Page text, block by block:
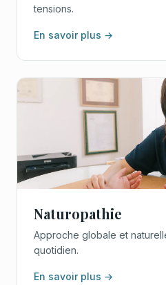
tensions.
En savoir plus →
Naturopathie
Approche globale et
quotidien.
En savoir plus →